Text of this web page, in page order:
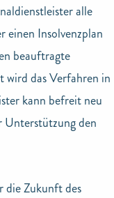
alle
Insolvenzplan
beauftragte
wird das Verfahren in
kann befreit neu
Unterstützung den
die Zukunft des